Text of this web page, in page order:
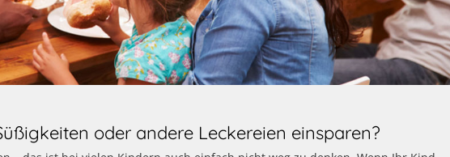
oder andere Leckereien einsparen?